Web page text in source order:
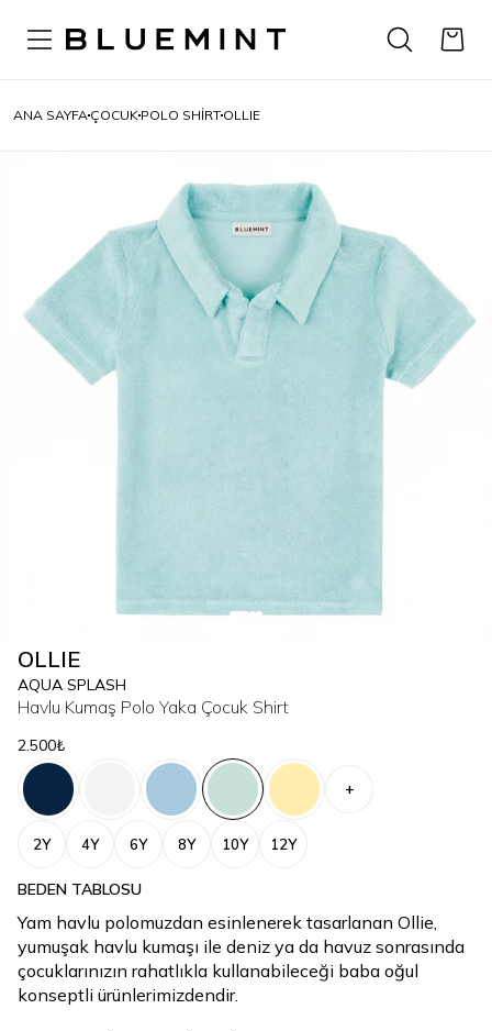
ANA SAYFA ÇOCUK POLO SHIRT OLLIE
OLLIE
AQUA SPLASH
Havlu Kumaş Polo Yaka Çocuk Shirt
2.500₺
+
2Y 4Y 6Y 8Y 10Y 12Y
BEDEN TABLOSU
Yam havlu polomuzdan esinlenerek tasarlanan Ollie,
yumuşak havlu kumaşı ile deniz ya da havuz sonrasında
çocuklarınızın rahatlıkla kullanabileceği baba oğul
konseptli ürünlerimizdendir.